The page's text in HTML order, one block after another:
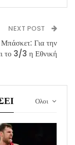
NEXT POST
Για την
το 3/3 η Εθνική
Ολοι